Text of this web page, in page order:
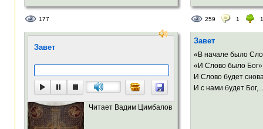
177 259 1 1
Завет
Читает Вадим Цимбалов
Завет
«В начале было
«И Слово было
И Слово будет
И с нами будет Бог,...